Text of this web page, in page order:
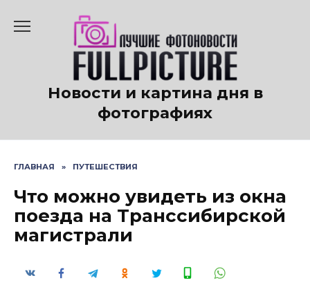
содержанию
Новости и картина дня в
фотографиях
ГЛАВНАЯ » ПУТЕШЕСТВИЯ
Что можно увидеть из окна
поезда на Транссибирской
магистрали